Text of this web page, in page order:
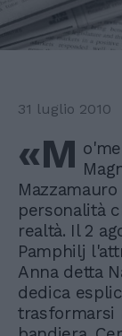
31 luglio 2010
«M
personalità
realtà. Il 2
Pamphilj
Anna detta
dedica
trasformarsi